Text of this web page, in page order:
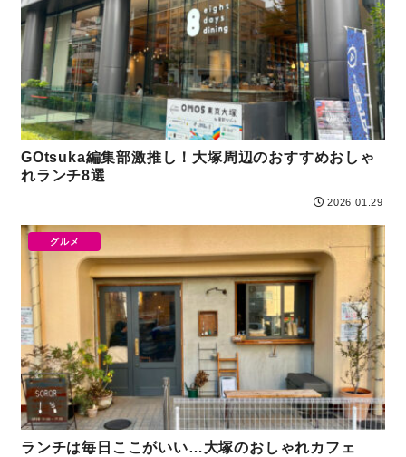
GOtsuka編集部激推し！大塚周辺のおすすめおしゃ
れランチ8選
2026.01.29
グルメ
ランチは毎日ここがいい…大塚のおしゃれカフェ